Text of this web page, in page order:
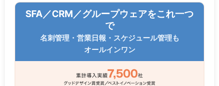
SFA／CRM／グループウェアをこれ一つ
で
名刺管理・営業日報・スケジュール管理も
オールインワン